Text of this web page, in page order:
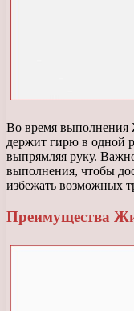
Во время выполнения
держит гирю в одной
выпрямляя руку.
выполнения, чтобы
избежать возможных
Преимущества